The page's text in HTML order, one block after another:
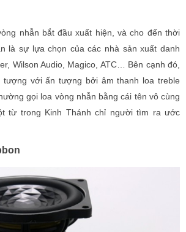
nhẫn bắt đầu xuất hiện, và cho đến thời
là sự lựa chọn của các nhà sản xuất danh
Wilson Audio, Magico, ATC… Bên cạnh đó,
với ấn tượng bởi âm thanh loa treble
gọi loa vòng nhẫn bằng cái tên vô cùng
từ trong Kinh Thánh chỉ người tìm ra ước